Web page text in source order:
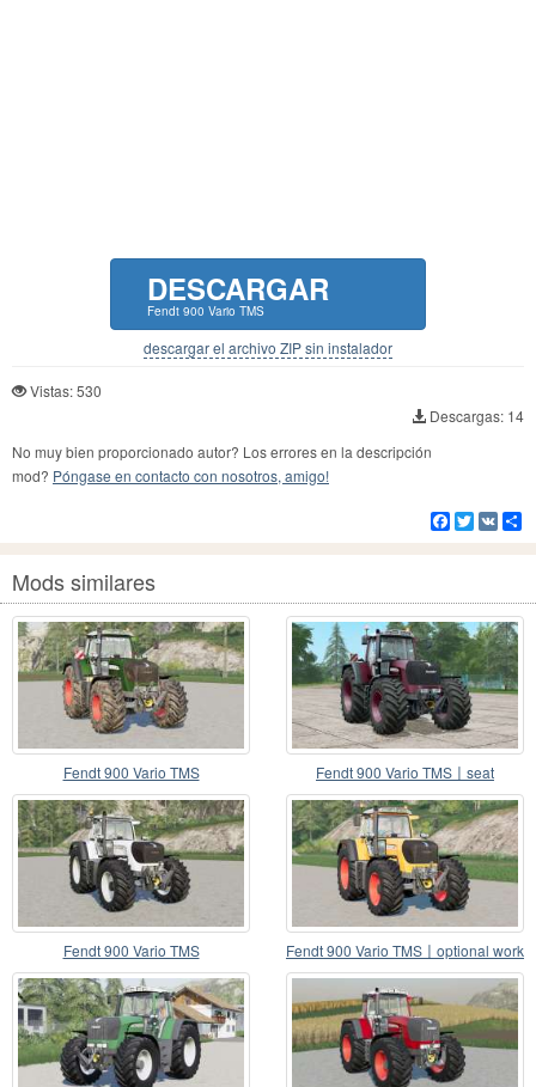
DESCARGAR
Fendt 900 Vario TMS
descargar el archivo ZIP sin instalador
Vistas: 530
Descargas: 14
No muy bien proporcionado autor? Los errores en la descripción
mod? Póngase en contacto con nosotros, amigo!
Facebook
Twitter
VK
Mods similares
Fendt 900 Vario TMS
Fendt 900 Vario TMS〡seat
suspensión instalada
Fendt 900 Vario TMS
Fendt 900 Vario TMS〡optional work
light